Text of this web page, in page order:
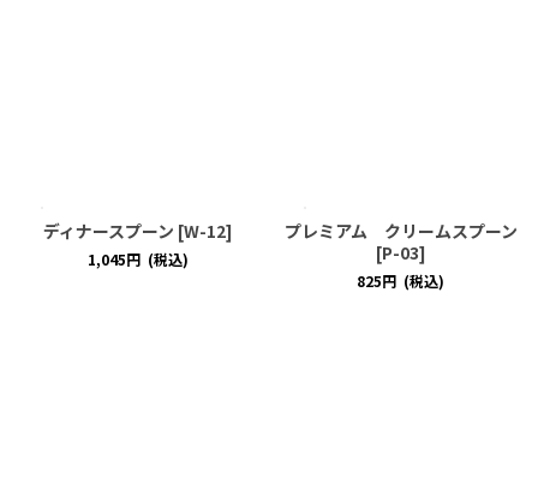
ディナースプーン [W-12]
1,045円 (税込)
プレミアム クリームスプーン
[P-03]
825円 (税込)